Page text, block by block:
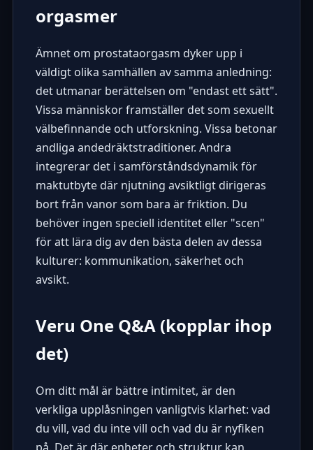
orgasmer
Ämnet om prostataorgasm dyker upp i
väldigt olika samhällen av samma anledning:
det utmanar berättelsen om "endast ett sätt".
Vissa människor framställer det som sexuellt
välbefinnande och utforskning. Vissa betonar
andliga andedräktstraditioner. Andra
integrerar det i samförståndsdynamik för
maktutbyte där njutning avsiktligt dirigeras
bort från vanor som bara är friktion. Du
behöver ingen speciell identitet eller "scen"
för att lära dig av den bästa delen av dessa
kulturer: kommunikation, säkerhet och
avsikt.
Veru One Q&A (kopplar ihop
det)
Om ditt mål är bättre intimitet, är den
verkliga upplåsningen vanligtvis klarhet: vad
du vill, vad du inte vill och vad du är nyfiken